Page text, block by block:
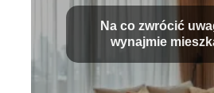
Na co zwrócić
wynajmie